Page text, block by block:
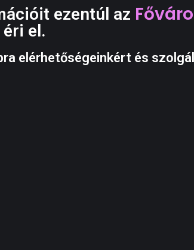
ezentúl az
el.
elérhetőségeinkért és